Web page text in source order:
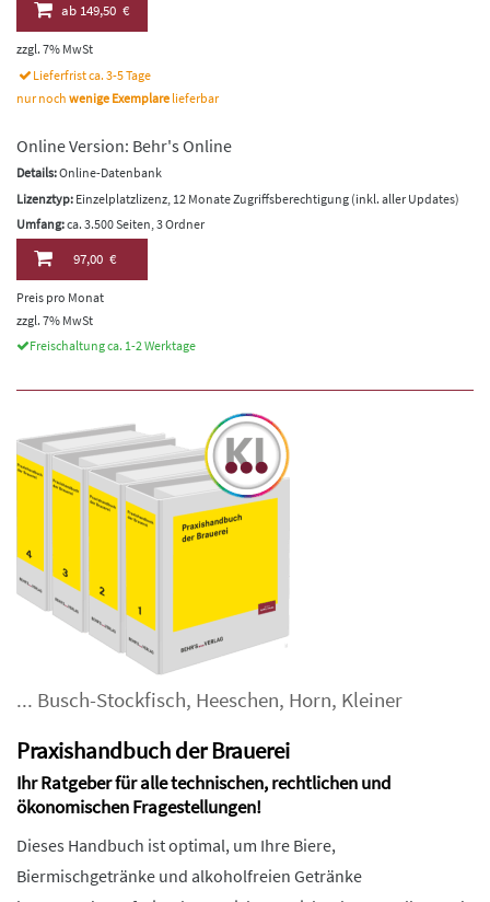
ab149,50 €
zzgl. 7% MwSt
Lieferfrist ca. 3-5 Tage
nur noch wenige Exemplare lieferbar
Online Version: Behr's Online
Details:Online-Datenbank
Lizenztyp: Einzelplatzlizenz, 12 Monate Zugriffsberechtigung (inkl. aller Updates)
Umfang:ca. 3.500 Seiten, 3 Ordner
97,00 €
Preis pro Monat
zzgl. 7% MwSt
Freischaltung ca. 1-2 Werktage
... Busch-Stockfisch, Heeschen, Horn, Kleiner
Praxishandbuch der Brauerei
Ihr Ratgeber für alle technischen, rechtlichen und
ökonomischen Fragestellungen!
Dieses Handbuch ist optimal, um Ihre Biere,
Biermischgetränke und alkoholfreien Getränke